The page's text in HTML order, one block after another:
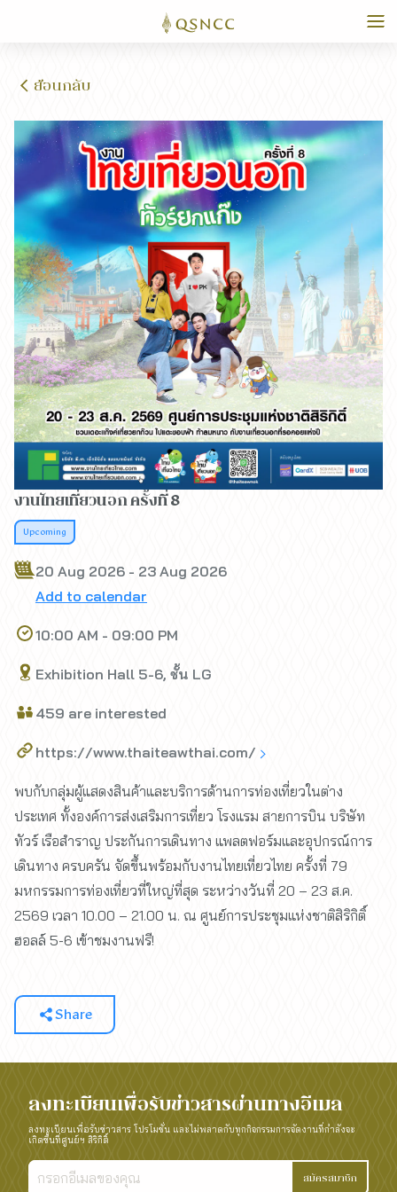
ย้อนกลับ
งานไทยเที่ยวนอก ครั้งที่ 8
Upcoming
20 Aug 2026 - 23 Aug 2026
Add to calendar
10:00 AM - 09:00 PM
Exhibition Hall 5-6, ชั้น LG
459 are interested
https://www.thaiteawthai.com/
พบกับกลุ่มผู้แสดงสินค้าและบริการด้านการท่องเที่ยวในต่าง
ประเทศ ทั้งองค์การส่งเสริมการเที่ยว โรงแรม สายการบิน บริษัท
ทัวร์ เรือสำราญ ประกันการเดินทาง แพลตฟอร์มและอุปกรณ์การ
เดินทาง ครบครัน จัดขึ้นพร้อมกับงานไทยเที่ยวไทย ครั้งที่ 79
มหกรรมการท่องเที่ยวที่ใหญ่ที่สุด ระหว่างวันที่ 20 – 23 ส.ค.
2569 เวลา 10.00 – 21.00 น. ณ ศูนย์การประชุมแห่งชาติสิริกิติ์
ฮอลล์ 5-6 เข้าชมงานฟรี!
Share
ลงทะเบียนเพื่อรับข่าวสารผ่านทางอีเมล
ลงทะเบียนเพื่อรับข่าวสาร โปรโมชั่น และไม่พลาดกับทุกกิจกรรมการจัดงานที่กำลังจะ
เกิดขึ้นที่ศูนย์ฯ สิริกิติ์
สมัครสมาชิก